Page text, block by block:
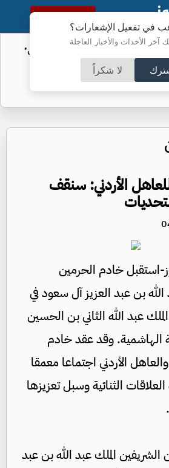
في تفعيل الإشعارات؟
آخر الأحداث والأخبار العاجلة
لا شكراً
النسخة الكاملة
السيبراني يحذر من رسائل "واتساب"
الأردني: سنقف
استقبل خادم الحرمين
الله بن عبد العزيز آل سعود في
عبد الله الثاني بن الحسين
الهاشمية. وقد عقد خادم
الأردني اجتماعا معمقا
الثنائية وسبل تعزيزها
الملك عبد الله بن عبد